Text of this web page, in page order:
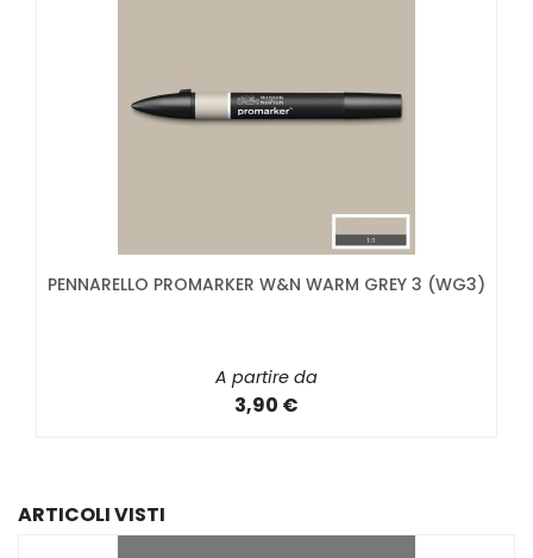
PENNARELLO PROMARKER W&N WARM GREY 3 (WG3)
A partire da
3,90 €
ARTICOLI VISTI